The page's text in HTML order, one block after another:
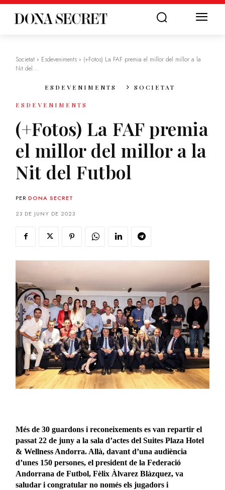
Societat Esdeveniments
(+Fotos) La FAF premia el millor del millor a la
Nit del...
ESDEVENIMENTS SOCIETAT
ESDEVENIMENTS
(+Fotos) La FAF premia
el millor del millor a la
Nit del Futbol
PER DONA SECRET
23 DE JUNY DE 2023
Més de 30 guardons i reconeixements es van repartir el
passat 22 de juny a la sala d’actes del Suites Plaza Hotel
& Wellness Andorra. Allà, davant d’una audiència
d’unes 150 persones, el president de la Federació
Andorrana de Futbol, Fèlix Àlvarez Blàzquez, va
saludar i congratular no només els jugadors i